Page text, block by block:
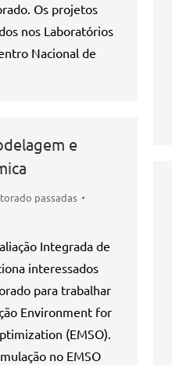
Os projetos
nos Laboratórios
Nacional de
e
passadas
Integrada de
interessados
para trabalhar
Environment for
(EMSO).
no EMSO